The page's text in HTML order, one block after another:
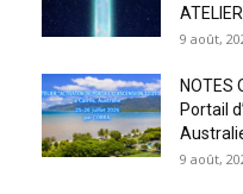
ATELIER
9 août,
NOTES
Portail
9 août,